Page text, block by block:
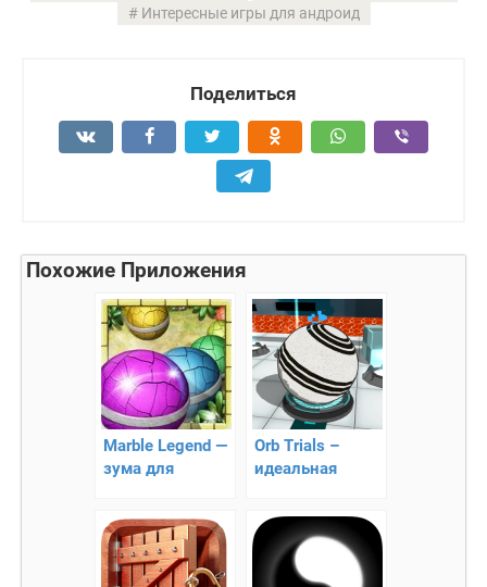
Интересные игры для андроид
Поделиться
Похожие Приложения
Marble Legend —
зума для
Orb Trials –
идеальная